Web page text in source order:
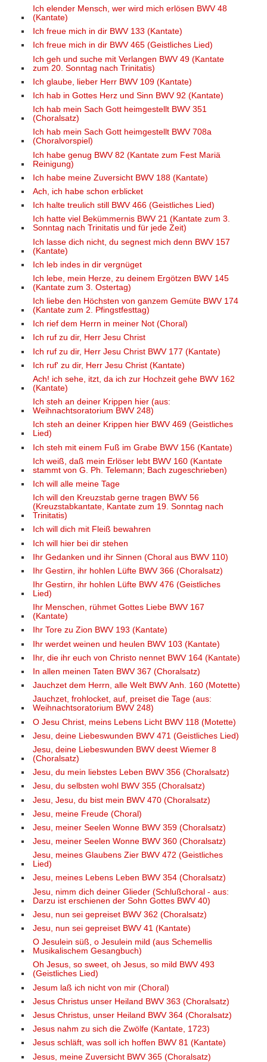
Ich elender Mensch, wer wird mich erlösen BWV 48
(Kantate)
Ich freue mich in dir BWV 133 (Kantate)
Ich freue mich in dir BWV 465 (Geistliches Lied)
Ich geh und suche mit Verlangen BWV 49 (Kantate
zum 20. Sonntag nach Trinitatis)
Ich glaube, lieber Herr BWV 109 (Kantate)
Ich hab in Gottes Herz und Sinn BWV 92 (Kantate)
Ich hab mein Sach Gott heimgestellt BWV 351
(Choralsatz)
Ich hab mein Sach Gott heimgestellt BWV 708a
(Choralvorspiel)
Ich habe genug BWV 82 (Kantate zum Fest Mariä
Reinigung)
Ich habe meine Zuversicht BWV 188 (Kantate)
Ach, ich habe schon erblicket
Ich halte treulich still BWV 466 (Geistliches Lied)
Ich hatte viel Bekümmernis BWV 21 (Kantate zum 3.
Sonntag nach Trinitatis und für jede Zeit)
Ich lasse dich nicht, du segnest mich denn BWV 157
(Kantate)
Ich leb indes in dir vergnüget
Ich lebe, mein Herze, zu deinem Ergötzen BWV 145
(Kantate zum 3. Ostertag)
Ich liebe den Höchsten von ganzem Gemüte BWV 174
(Kantate zum 2. Pfingstfesttag)
Ich rief dem Herrn in meiner Not (Choral)
Ich ruf zu dir, Herr Jesu Christ
Ich ruf zu dir, Herr Jesu Christ BWV 177 (Kantate)
Ich ruf' zu dir, Herr Jesu Christ (Kantate)
Ach! ich sehe, itzt, da ich zur Hochzeit gehe BWV 162
(Kantate)
Ich steh an deiner Krippen hier (aus:
Weihnachtsoratorium BWV 248)
Ich steh an deiner Krippen hier BWV 469 (Geistliches
Lied)
Ich steh mit einem Fuß im Grabe BWV 156 (Kantate)
Ich weiß, daß mein Erlöser lebt BWV 160 (Kantate
stammt von G. Ph. Telemann; Bach zugeschrieben)
Ich will alle meine Tage
Ich will den Kreuzstab gerne tragen BWV 56
(Kreuzstabkantate, Kantate zum 19. Sonntag nach
Trinitatis)
Ich will dich mit Fleiß bewahren
Ich will hier bei dir stehen
Ihr Gedanken und ihr Sinnen (Choral aus BWV 110)
Ihr Gestirn, ihr hohlen Lüfte BWV 366 (Choralsatz)
Ihr Gestirn, ihr hohlen Lüfte BWV 476 (Geistliches
Lied)
Ihr Menschen, rühmet Gottes Liebe BWV 167
(Kantate)
Ihr Tore zu Zion BWV 193 (Kantate)
Ihr werdet weinen und heulen BWV 103 (Kantate)
Ihr, die ihr euch von Christo nennet BWV 164 (Kantate)
In allen meinen Taten BWV 367 (Choralsatz)
Jauchzet dem Herrn, alle Welt BWV Anh. 160 (Motette)
Jauchzet, frohlocket, auf, preiset die Tage (aus:
Weihnachtsoratorium BWV 248)
O Jesu Christ, meins Lebens Licht BWV 118 (Motette)
Jesu, deine Liebeswunden BWV 471 (Geistliches Lied)
Jesu, deine Liebeswunden BWV deest Wiemer 8
(Choralsatz)
Jesu, du mein liebstes Leben BWV 356 (Choralsatz)
Jesu, du selbsten wohl BWV 355 (Choralsatz)
Jesu, Jesu, du bist mein BWV 470 (Choralsatz)
Jesu, meine Freude (Choral)
Jesu, meiner Seelen Wonne BWV 359 (Choralsatz)
Jesu, meiner Seelen Wonne BWV 360 (Choralsatz)
Jesu, meines Glaubens Zier BWV 472 (Geistliches
Lied)
Jesu, meines Lebens Leben BWV 354 (Choralsatz)
Jesu, nimm dich deiner Glieder (Schlußchoral - aus:
Darzu ist erschienen der Sohn Gottes BWV 40)
Jesu, nun sei gepreiset BWV 362 (Choralsatz)
Jesu, nun sei gepreiset BWV 41 (Kantate)
O Jesulein süß, o Jesulein mild (aus Schemellis
Musikalischem Gesangbuch)
Oh Jesus, so sweet, oh Jesus, so mild BWV 493
(Geistliches Lied)
Jesum laß ich nicht von mir (Choral)
Jesus Christus unser Heiland BWV 363 (Choralsatz)
Jesus Christus, unser Heiland BWV 364 (Choralsatz)
Jesus nahm zu sich die Zwölfe (Kantate, 1723)
Jesus schläft, was soll ich hoffen BWV 81 (Kantate)
Jesus, meine Zuversicht BWV 365 (Choralsatz)